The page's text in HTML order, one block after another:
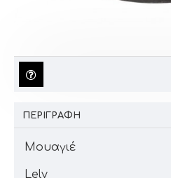
ΠΕΡΙΓΡΑΦΉ
Μουαγιέ
Lely